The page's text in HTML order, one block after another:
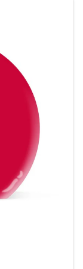
is – of je nu
gebruikt.
veilige,
Dankzij de
hét product
comfort.